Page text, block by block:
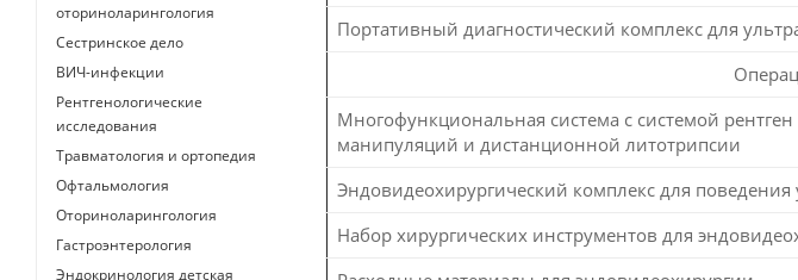
Портативный диагностический комплекс для
Многофункциональная система с системой
манипуляций и дистанционной литотрипсии
Эндовидеохирургический комплекс для поведения
Набор хирургических инструментов для
оториноларингология
Сестринское дело
ВИЧ-инфекции
Рентгенологические
исследования
Травматология и ортопедия
Офтальмология
Оториноларингология
Гастроэнтерология
Эндокринология детская